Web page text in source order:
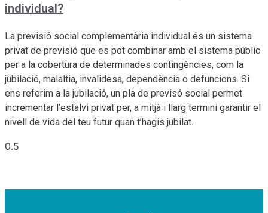
individual?
La previsió social complementària individual és un sistema
privat de previsió que es pot combinar amb el sistema públic
per a la cobertura de determinades contingències, com la
jubilació, malaltia, invalidesa, dependència o defuncions. Si
ens referim a la jubilació, un pla de previsó social permet
incrementar l’estalvi privat per, a mitjà i llarg termini garantir el
nivell de vida del teu futur quan t’hagis jubilat.